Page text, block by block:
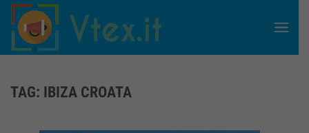
Skip to main content
TAG: IBIZA CROATA